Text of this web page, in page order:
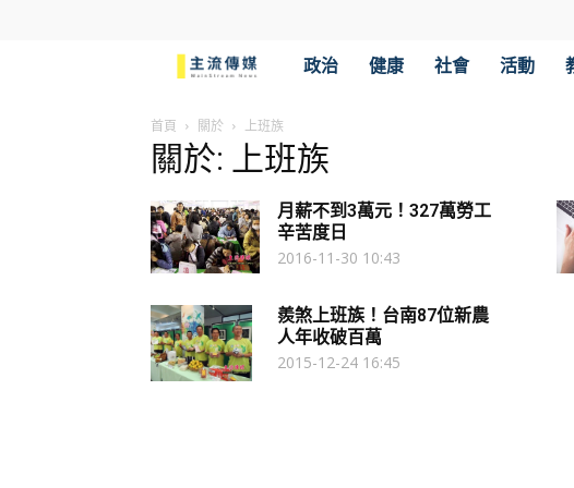
傳
媒
政治 健康 社會 活動
首頁 關於 上班族
關於: 上班族
月薪不到3萬元！327萬勞工
辛苦度日
2016-11-30 10:43
羨煞上班族！台南87位新農
人年收破百萬
2015-12-24 16:45